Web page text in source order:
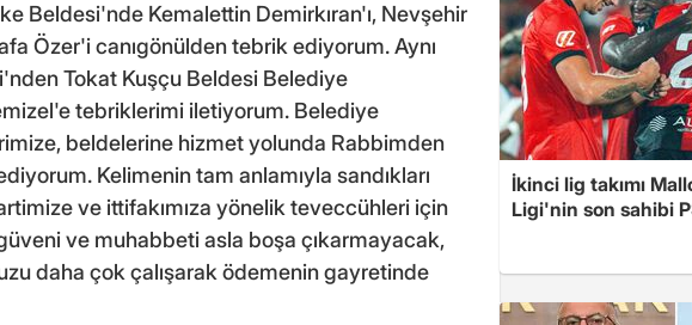
Beldesi'nde Kemalettin Demirkıran'ı, Nevşehir
Özer'i canıgönülden tebrik ediyorum. Aynı
Tokat Kuşçu Beldesi Belediye
tebriklerimi iletiyorum. Belediye
beldelerine hizmet yolunda Rabbimden
Kelimenin tam anlamıyla sandıkları
ve ittifakımıza yönelik teveccühleri için
ve muhabbeti asla boşa çıkarmayacak,
daha çok çalışarak ödemenin gayretinde
İkinci lig takımı
Ligi'nin son sahibi